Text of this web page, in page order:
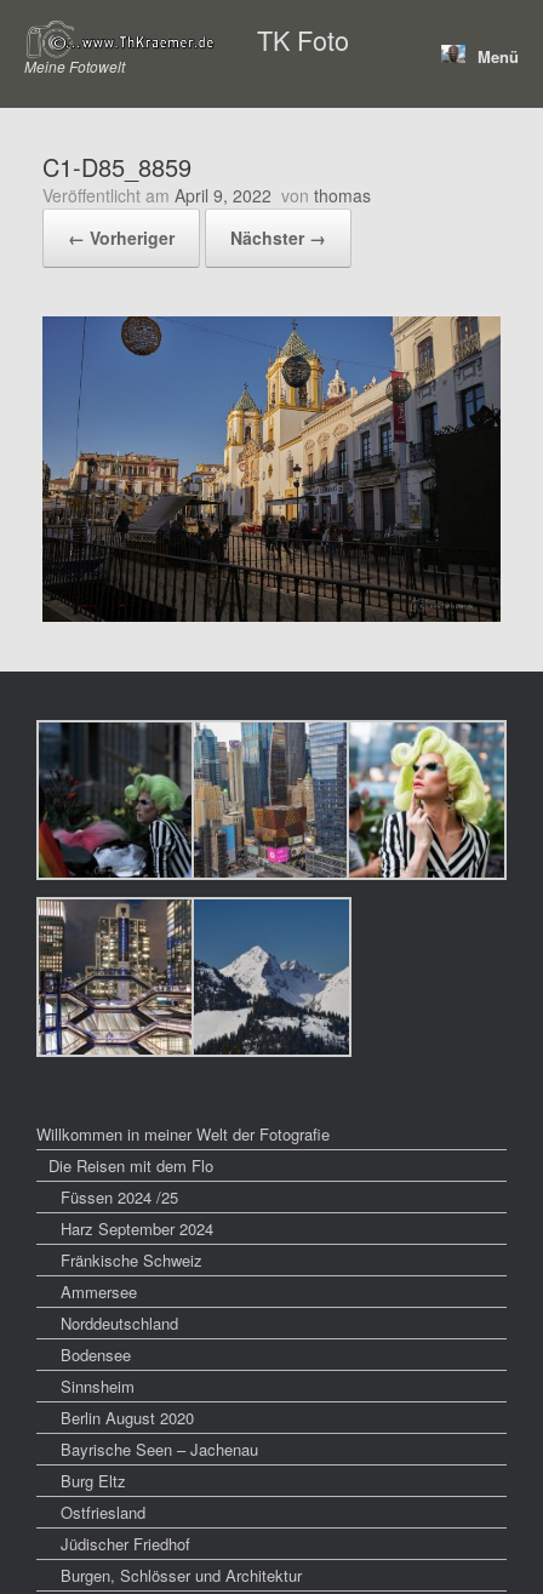
Inhalt
springen
TK Foto
Meine Fotowelt Menü
C1-D85_8859
Veröffentlicht am April 9, 2022 von thomas
← Vorheriger
Nächster →
Willkommen in meiner Welt der Fotografie
Die Reisen mit dem Flo
Füssen 2024 /25
Harz September 2024
Fränkische Schweiz
Ammersee
Norddeutschland
Bodensee
Sinnsheim
Berlin August 2020
Bayrische Seen – Jachenau
Burg Eltz
Ostfriesland
Jüdischer Friedhof
Burgen, Schlösser und Architektur